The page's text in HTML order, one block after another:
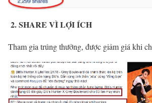
2. SHARE VÌ LỢI ÍCH
Tham gia trúng thưởng, được giảm giá khi